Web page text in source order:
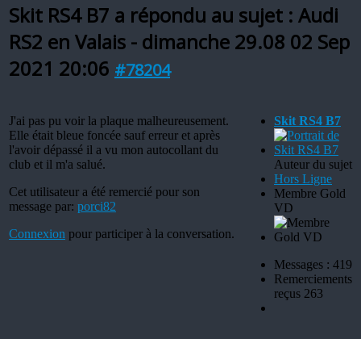
Skit RS4 B7 a répondu au sujet : Audi
RS2 en Valais - dimanche 29.08 02 Sep
2021 20:06 #78204
J'ai pas pu voir la plaque malheureusement.
Elle était bleue foncée sauf erreur et après
l'avoir dépassé il a vu mon autocollant du
club et il m'a salué.
Cet utilisateur a été remercié pour son
message par: porci82
Connexion pour participer à la conversation.
Skit RS4 B7
Auteur du sujet
Hors Ligne
Membre Gold
VD
Messages : 419
Remerciements
reçus 263